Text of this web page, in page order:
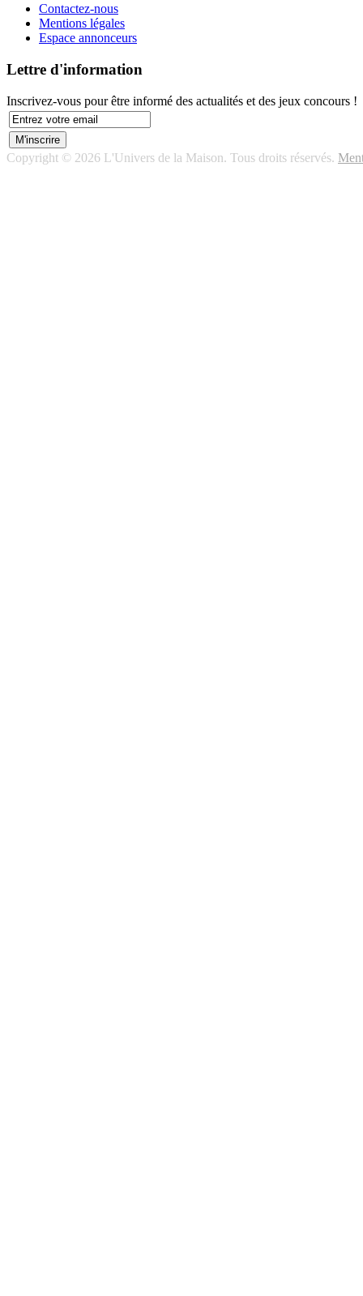
Contactez-nous
Mentions légales
Espace annonceurs
Lettre d'information
Inscrivez-vous pour être informé des actualités et des jeux concours !
Copyright © 2026 L'Univers de la Maison. Tous droits réservés.